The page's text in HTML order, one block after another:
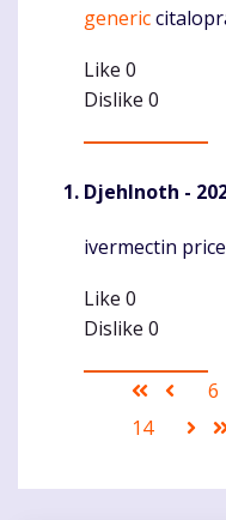
generic
Like 0
Dislike 0
DjehInoth -
Komentaras
ivermectin
Like 0
Dislike 0
Pagination
First
page
6
Puslapis
14